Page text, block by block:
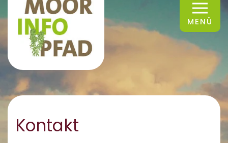
MENÜ
Kontakt